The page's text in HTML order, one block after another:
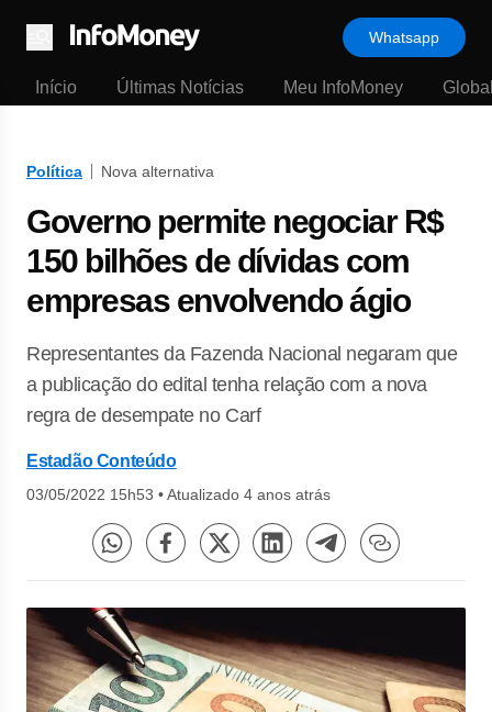
Menu
Whatsapp
Início Últimas Notícias Meu InfoMoney
Política Nova alternativa
Governo permite negociar R$
150 bilhões de dívidas com
empresas envolvendo ágio
Representantes da Fazenda Nacional negaram que
a publicação do edital tenha relação com a nova
regra de desempate no Carf
Estadão Conteúdo
03/05/2022 15h53 •Atualizado 4 anos atrás